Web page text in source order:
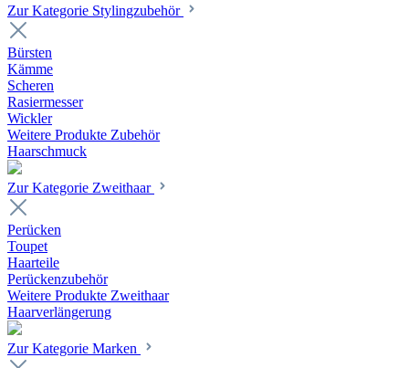
Zur Kategorie Stylingzubehör
Bürsten
Kämme
Scheren
Rasiermesser
Wickler
Weitere Produkte Zubehör
Haarschmuck
Zur Kategorie Zweithaar
Perücken
Toupet
Haarteile
Perückenzubehör
Weitere Produkte Zweithaar
Haarverlängerung
Zur Kategorie Marken